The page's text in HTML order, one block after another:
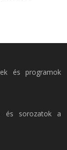
és programok
és sorozatok a